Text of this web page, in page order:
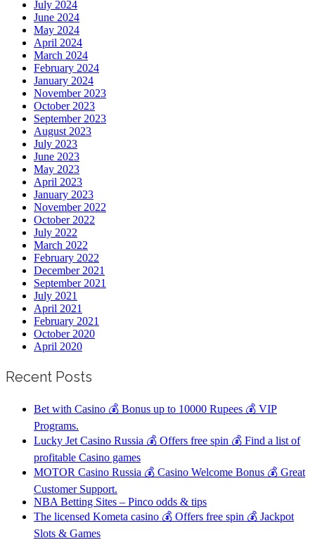
July 2024
June 2024
May 2024
April 2024
March 2024
February 2024
January 2024
November 2023
October 2023
September 2023
August 2023
July 2023
June 2023
May 2023
April 2023
January 2023
November 2022
October 2022
July 2022
March 2022
February 2022
December 2021
September 2021
July 2021
April 2021
February 2021
October 2020
April 2020
Recent Posts
Bet with Casino 💰 Bonus up to 10000 Rupees 💰 VIP
Programs.
Lucky Jet Casino Russia 💰 Offers free spin 💰 Find a list of
profitable Casino games
MOTOR Casino Russia 💰 Casino Welcome Bonus 💰 Great
Customer Support.
NBA Betting Sites – Pinco odds & tips
The licensed Kometa casino 💰 Offers free spin 💰 Jackpot
Slots & Games